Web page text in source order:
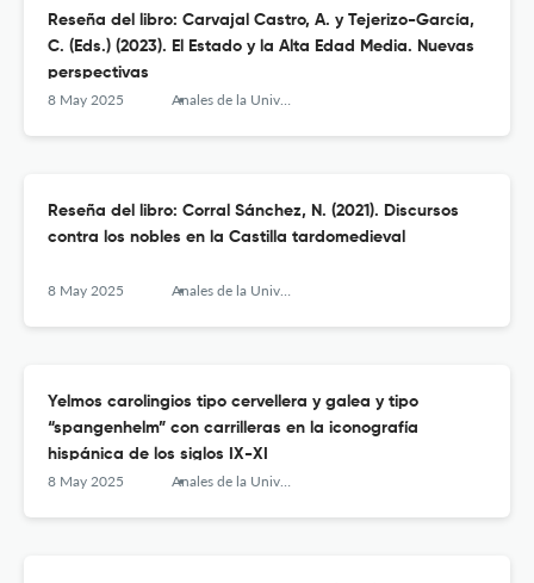
Reseña del libro: Carvajal Castro, A. y Tejerizo-García,
C. (Eds.) (2023). El Estado y la Alta Edad Media. Nuevas
perspectivas
8 May 2025 Anales de la Universidad de Alicante. Historia Medieval
Reseña del libro: Corral Sánchez, N. (2021). Discursos
contra los nobles en la Castilla tardomedieval
8 May 2025 Anales de la Universidad de Alicante. Historia Medieval
Yelmos carolingios tipo cervellera y galea y tipo
“spangenhelm” con carrilleras en la iconografía
hispánica de los siglos IX-XI
8 May 2025 Anales de la Universidad de Alicante. Historia Medieval